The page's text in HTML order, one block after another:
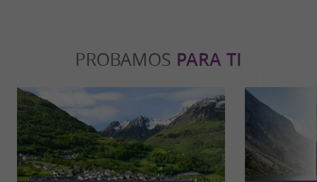
PROBAMOS PARA TI